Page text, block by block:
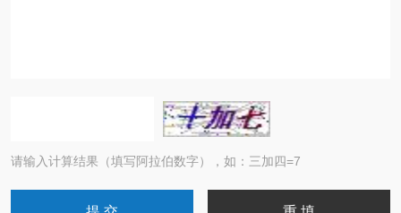
请输入计算结果（填写阿拉伯数字），如：三加四=7